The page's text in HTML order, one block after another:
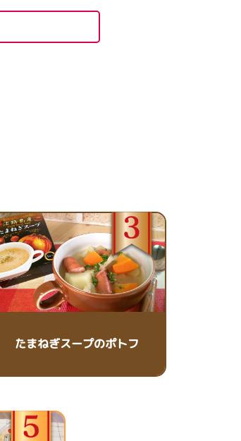
たまねぎスープのポトフ